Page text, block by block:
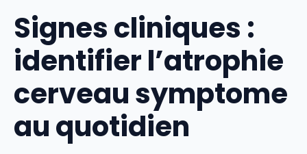
Signes cliniques :
identifier l’atrophie
cerveau symptome
au quotidien